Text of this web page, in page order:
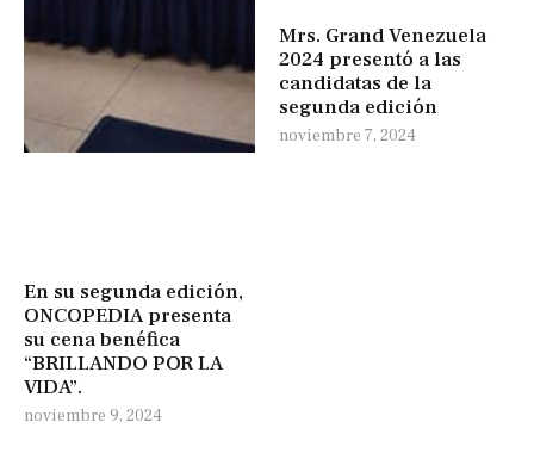
En su segunda edición,
ONCOPEDIA presenta
su cena benéfica
“BRILLANDO POR LA
VIDA”.
noviembre 9, 2024
Mrs. Grand Venezuela
2024 presentó a las
candidatas de la
segunda edición
noviembre 7, 2024